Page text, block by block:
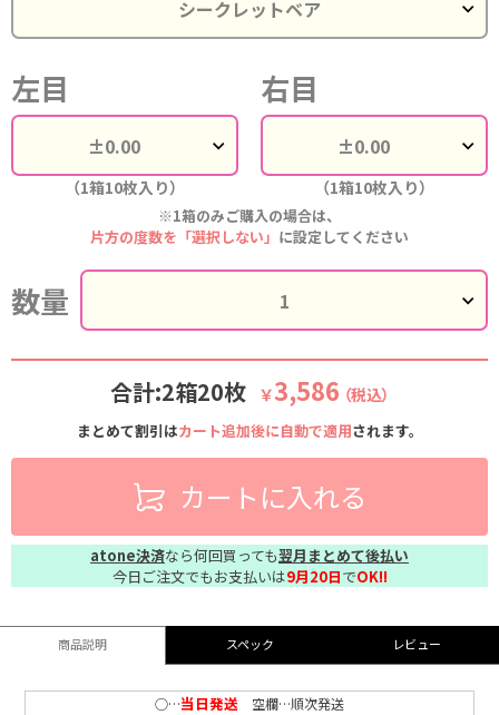
左目
（1箱10枚入り）
右目
（1箱10枚入り）
※1箱のみご購入の場合は、
片方の度数を「選択しない」 に設定してください
数量
合計:2箱20枚 ￥3,586 （税込）
まとめて割引はカート追加後に自動で適用されます。
カートに入れる
atone決済なら何回買っても翌月まとめて後払い
今日ご注文でもお支払いは9月20日でOK!!
商品説明 スペック レビュー
○…当日発送 空欄…順次発送